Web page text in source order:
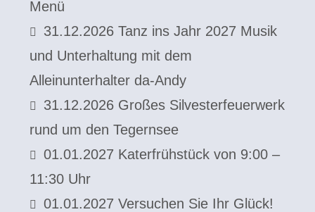
Menü
31.12.2026 Tanz ins Jahr 2027 Musik
und Unterhaltung mit dem
Alleinunterhalter da-Andy
31.12.2026 Großes Silvesterfeuerwerk
rund um den Tegernsee
01.01.2027 Katerfrühstück von 9:00 –
11:30 Uhr
01.01.2027 Versuchen Sie Ihr Glück!